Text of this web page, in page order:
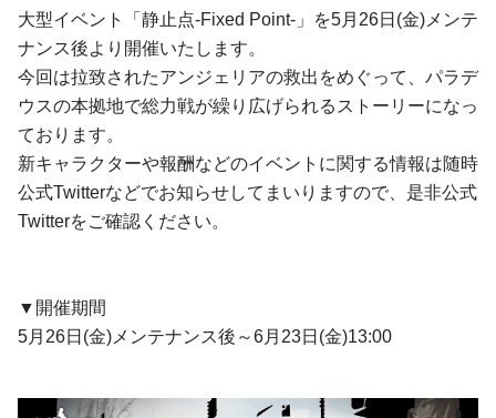
大型イベント「静止点-Fixed Point-」を5月26日(金)メンテ
ナンス後より開催いたします。
今回は拉致されたアンジェリアの救出をめぐって、パラデ
ウスの本拠地で総力戦が繰り広げられるストーリーになっ
ております。
新キャラクターや報酬などのイベントに関する情報は随時
公式Twitterなどでお知らせしてまいりますので、是非公式
Twitterをご確認ください。
▼開催期間
5月26日(金)メンテナンス後～6月23日(金)13:00